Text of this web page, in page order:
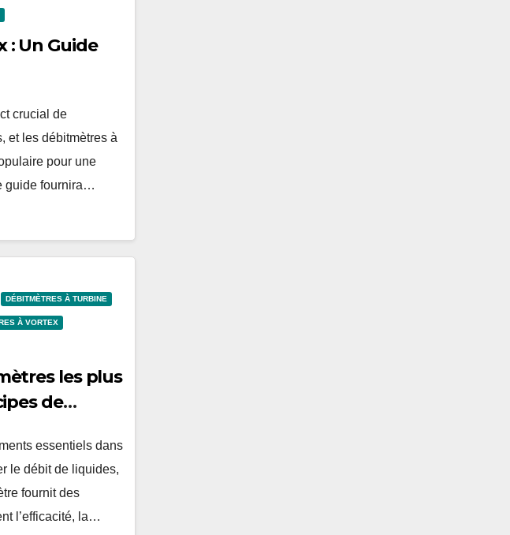
: Un Guide
crucial de
et les débitmètres à
pour une
guide fournira…
DÉBITMÈTRES À TURBINE
À VORTEX
les plus
de
essentiels dans
le débit de liquides,
fournit des
l’efficacité, la…